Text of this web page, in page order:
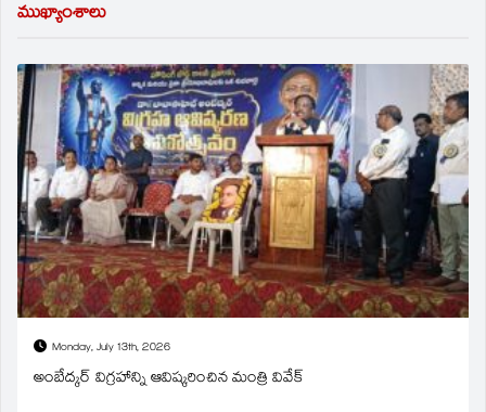
ముఖ్యాంశాలు
Monday, July 13th, 2026
అంబేద్కర్ విగ్రహాన్ని ఆవిష్కరించిన మంత్రి వివేక్